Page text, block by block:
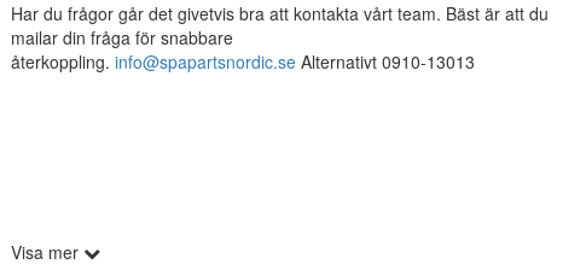
Har du frågor går det givetvis bra att kontakta vårt team. Bäst är att du
mailar din fråga för snabbare
återkoppling. info@spapartsnordic.seAlternativt 0910-13013
Visa mer